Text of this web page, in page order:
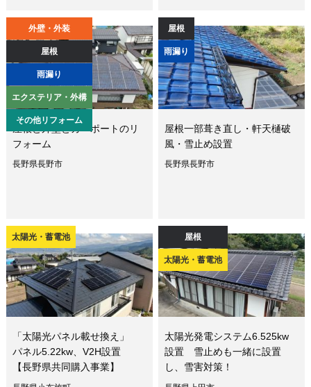
外壁・外装
屋根
雨漏り
エクステリア・外構
その他リフォーム
屋根と外壁とカーポートのリ
フォーム
長野県長野市
屋根
雨漏り
屋根一部葺き直し・軒天樋破
風・雪止め設置
長野県長野市
太陽光・蓄電池
「太陽光パネル載せ換え」
パネル5.22kw、V2H設置
【長野県共同購入事業】
屋根
太陽光・蓄電池
太陽光発電システム6.525kw
設置 雪止めも一緒に設置
し、雪害対策！